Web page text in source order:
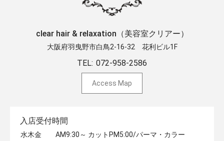
clear hair & relaxation（美容室クリアー）
大阪府羽曳野市白鳥2-16-32 ​花利ビル1F
TEL: 072-958-2586
Access Map
入店受付時間
水木金
AM9:30～ カットPM5:00/パーマ・カラー